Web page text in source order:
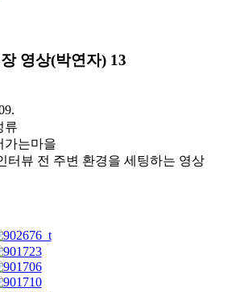
영상(박연자) 13
류
가는마을
터뷰 전 주변 환경을 세팅하는 영상